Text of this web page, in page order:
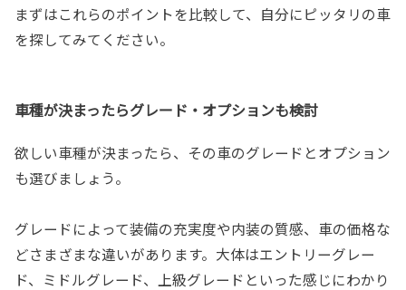
まずはこれらのポイントを比較して、自分にピッタリの車
を探してみてください。
車種が決まったらグレード・オプションも検討
欲しい車種が決まったら、その車のグレードとオプション
も選びましょう。
グレードによって装備の充実度や内装の質感、車の価格な
どさまざまな違いがあります。大体はエントリーグレー
ド、ミドルグレード、上級グレードといった感じにわかり